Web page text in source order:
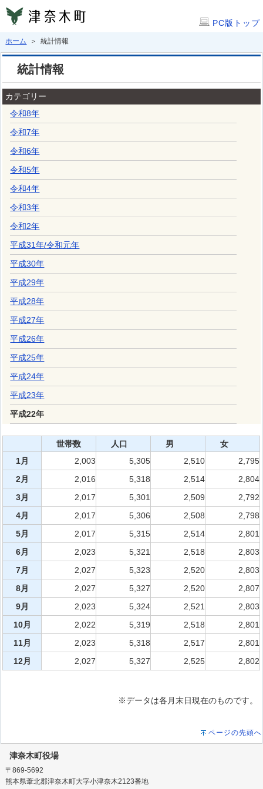
PC版トップ
ホーム ＞ 統計情報
統計情報
カテゴリー
令和8年
令和7年
令和6年
令和5年
令和4年
令和3年
令和2年
平成31年/令和元年
平成30年
平成29年
平成28年
平成27年
平成26年
平成25年
平成24年
平成23年
平成22年
世帯数 人口 男
女
1月
2,003 5,305 2,510
2,795
2月
2,016 5,318 2,514
2,804
3月
2,017 5,301 2,509
2,792
4月
2,017 5,306 2,508
2,798
5月
2,017 5,315 2,514
2,801
6月
2,023 5,321 2,518
2,803
7月
2,027 5,323 2,520
2,803
8月
2,027 5,327 2,520
2,807
9月
2,023 5,324 2,521
2,803
10月
2,022 5,319 2,518
2,801
11月
2,023 5,318 2,517
2,801
12月
2,027 5,327 2,525 2,802
※データは各月末日現在のものです。
ページの先頭へ
津奈木町役場
〒869-5692
熊本県葦北郡津奈木町大字小津奈木2123番地